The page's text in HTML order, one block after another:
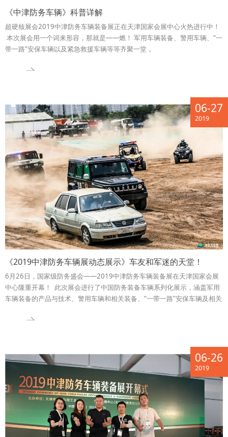
《中津防务车辆》科普详解
超硬核展会2019中津防务车辆装备展正在天津国家会展中心火热进行中！
本次展会用一个词来形容，那就是——燃！ 军用车辆装备、警用车辆、“一
带一路”安保车辆以及紧急救援车辆等等齐聚一堂，
06-27
2019
《2019中津防务车辆展动态展示》车友和军迷的天堂！
6月26日，国家级防务盛会——2019中津防务车辆装备展在天津国家会展
中心隆重开幕！ 此次展会进行了中国防务装备车辆系列化展示，涵盖军用
车辆装备的产品与技术、警用车辆和相关装备、“一带一路”安保车辆及相关
06-26
2019